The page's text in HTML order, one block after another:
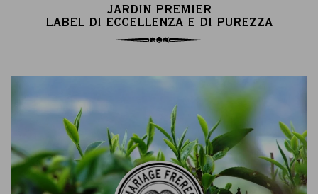
JARDIN PREMIER
LABEL DI ECCELLENZA E DI PUREZZA